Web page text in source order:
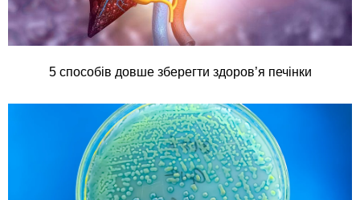
5 способів довше зберегти здоров’я печінки